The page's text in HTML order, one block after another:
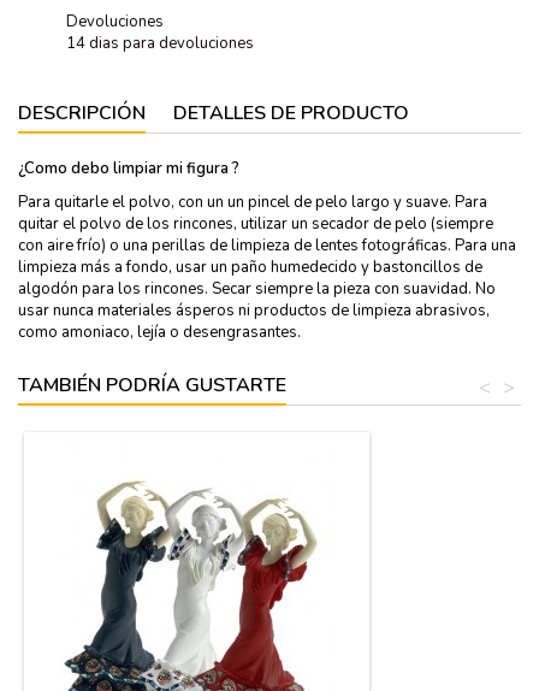
Devoluciones
14 dias para devoluciones
DESCRIPCIÓN DETALLES DE PRODUCTO
¿Como debo limpiar mi figura ?
Para quitarle el polvo, con un un pincel de pelo largo y suave. Para
quitar el polvo de los rincones, utilizar un secador de pelo (siempre
con aire frío) o una perillas de limpieza de lentes fotográficas. Para una
limpieza más a fondo, usar un paño humedecido y bastoncillos de
algodón para los rincones. Secar siempre la pieza con suavidad. No
usar nunca materiales ásperos ni productos de limpieza abrasivos,
como amoniaco, lejía o desengrasantes.
TAMBIÉN PODRÍA GUSTARTE >
<